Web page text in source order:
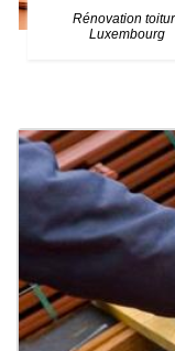
Rénovation
Luxembourg